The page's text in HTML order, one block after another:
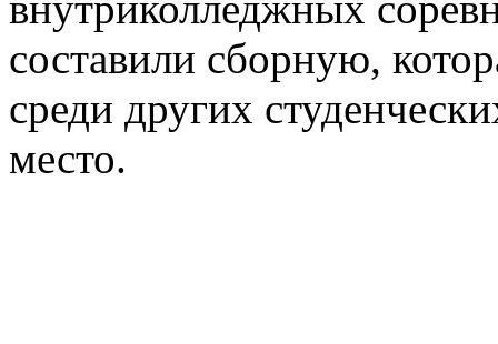
составили сборную,
среди других
место.